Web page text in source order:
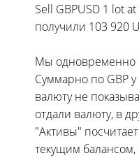
Sell GBPUSD 1 lot
получили 103 920
Мы одновременно
Суммарно по GBP у
валюту не
отдали валюту, в
"Активы"
текущим балансом,